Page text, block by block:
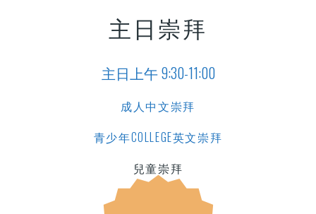
主日崇拜
主日上午 9:30-11:00
成人中文崇拜
青少年COLLEGE英文崇拜
兒童崇拜